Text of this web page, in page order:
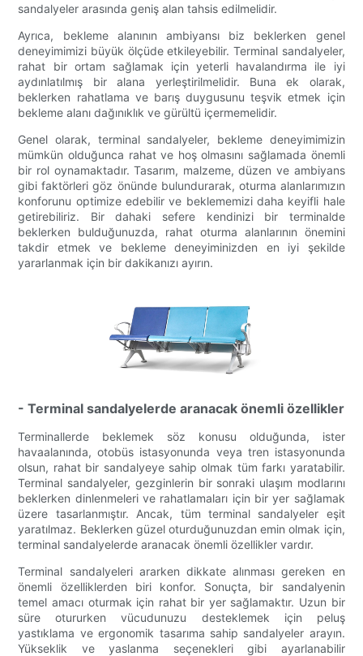
sandalyeler arasında geniş alan tahsis edilmelidir.
Ayrıca, bekleme alanının ambiyansı biz beklerken genel
deneyimimizi büyük ölçüde etkileyebilir. Terminal sandalyeler,
rahat bir ortam sağlamak için yeterli havalandırma ile iyi
aydınlatılmış bir alana yerleştirilmelidir. Buna ek olarak,
beklerken rahatlama ve barış duygusunu teşvik etmek için
bekleme alanı dağınıklık ve gürültü içermemelidir.
Genel olarak, terminal sandalyeler, bekleme deneyimimizin
mümkün olduğunca rahat ve hoş olmasını sağlamada önemli
bir rol oynamaktadır. Tasarım, malzeme, düzen ve ambiyans
gibi faktörleri göz önünde bulundurarak, oturma alanlarımızın
konforunu optimize edebilir ve beklememizi daha keyifli hale
getirebiliriz. Bir dahaki sefere kendinizi bir terminalde
beklerken bulduğunuzda, rahat oturma alanlarının önemini
takdir etmek ve bekleme deneyiminizden en iyi şekilde
yararlanmak için bir dakikanızı ayırın.
- Terminal sandalyelerde aranacak önemli özellikler
Terminallerde beklemek söz konusu olduğunda, ister
havaalanında, otobüs istasyonunda veya tren istasyonunda
olsun, rahat bir sandalyeye sahip olmak tüm farkı yaratabilir.
Terminal sandalyeler, gezginlerin bir sonraki ulaşım modlarını
beklerken dinlenmeleri ve rahatlamaları için bir yer sağlamak
üzere tasarlanmıştır. Ancak, tüm terminal sandalyeler eşit
yaratılmaz. Beklerken güzel oturduğunuzdan emin olmak için,
terminal sandalyelerde aranacak önemli özellikler vardır.
Terminal sandalyeleri ararken dikkate alınması gereken en
önemli özelliklerden biri konfor. Sonuçta, bir sandalyenin
temel amacı oturmak için rahat bir yer sağlamaktır. Uzun bir
süre otururken vücudunuzu desteklemek için peluş
yastıklama ve ergonomik tasarıma sahip sandalyeler arayın.
Yükseklik ve yaslanma seçenekleri gibi ayarlanabilir